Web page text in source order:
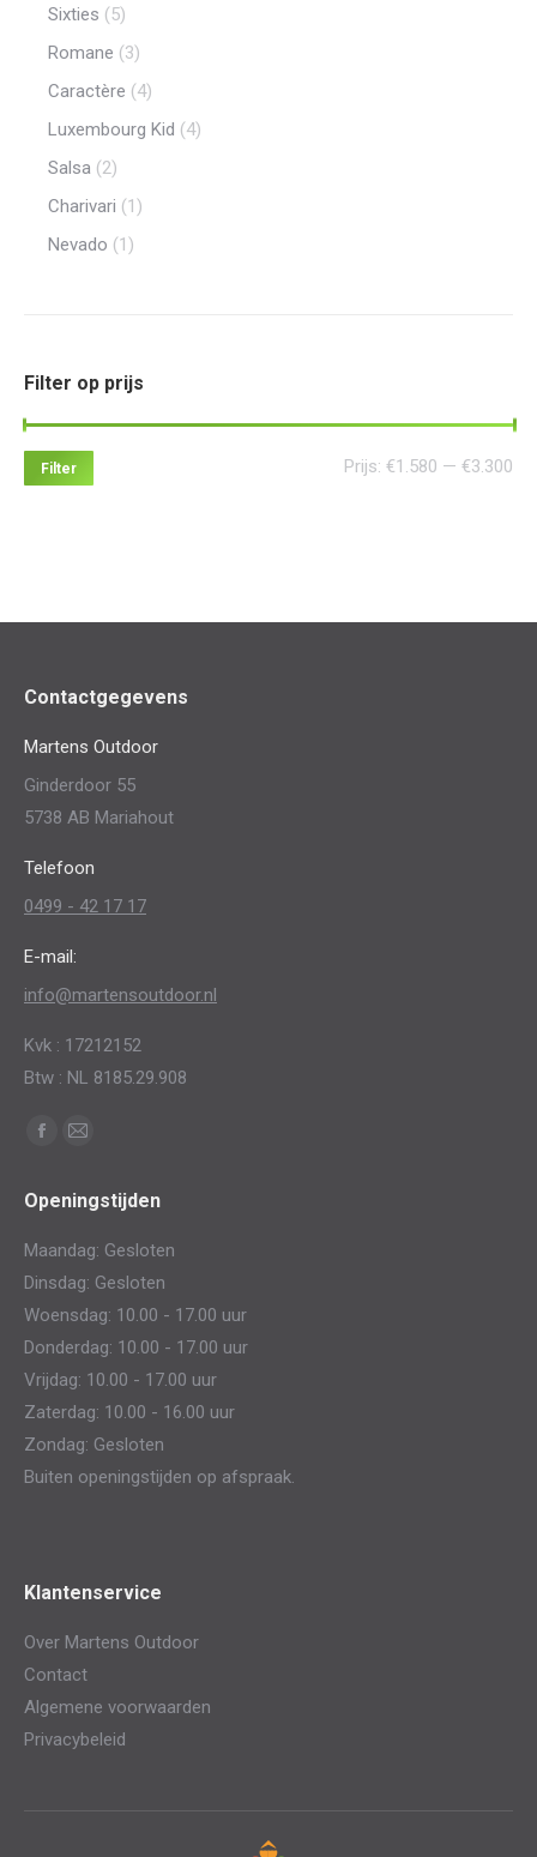
Sixties (5)
Romane (3)
Caractère (4)
Luxembourg Kid (4)
Salsa (2)
Charivari (1)
Nevado (1)
Filter op prijs
Filter Prijs: €1.580 — €3.300
Contactgegevens
Martens Outdoor
Ginderdoor 55
5738 AB Mariahout
Telefoon
0499 - 42 17 17
E-mail:
info@martensoutdoor.nl
Kvk : 17212152
Btw : NL 8185.29.908
Vind ons op:
Facebook
opens
Mail
opens
Openingstijden
Maandag: Gesloten
Dinsdag: Gesloten
Woensdag: 10.00 - 17.00 uur
Donderdag: 10.00 - 17.00 uur
Vrijdag: 10.00 - 17.00 uur
Zaterdag: 10.00 - 16.00 uur
Zondag: Gesloten
Buiten openingstijden op afspraak.
Klantenservice
Over Martens Outdoor
Contact
Algemene voorwaarden
Privacybeleid